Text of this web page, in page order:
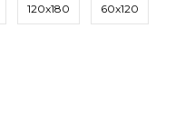
120x180 60x120